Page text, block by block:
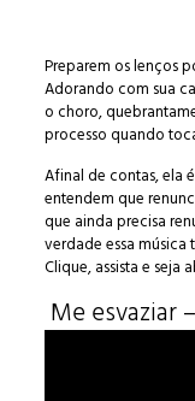
Preparem os lenços
Adorando com sua
o choro,
processo quando
Afinal de contas, ela
entendem que
que ainda precisa
verdade essa
Clique, assista e seja
Me esvaziar